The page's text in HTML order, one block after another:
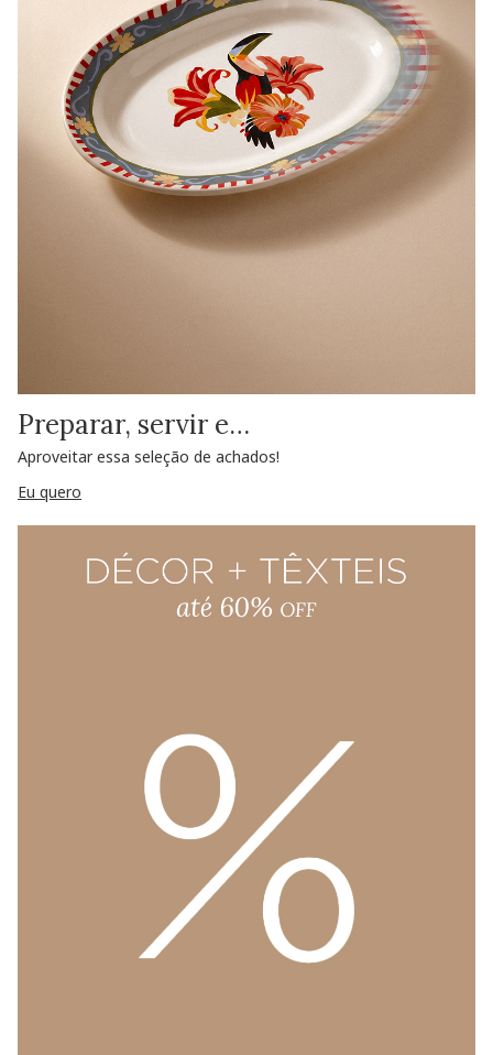
Preparar, servir e…
Aproveitar essa seleção de achados!
Eu quero